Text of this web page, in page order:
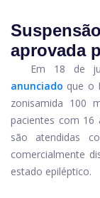
aprovada
Em 18 de
anunciado que o
zonisamida 100
pacientes com 16
são atendidas
comercialmente
estado epiléptico.